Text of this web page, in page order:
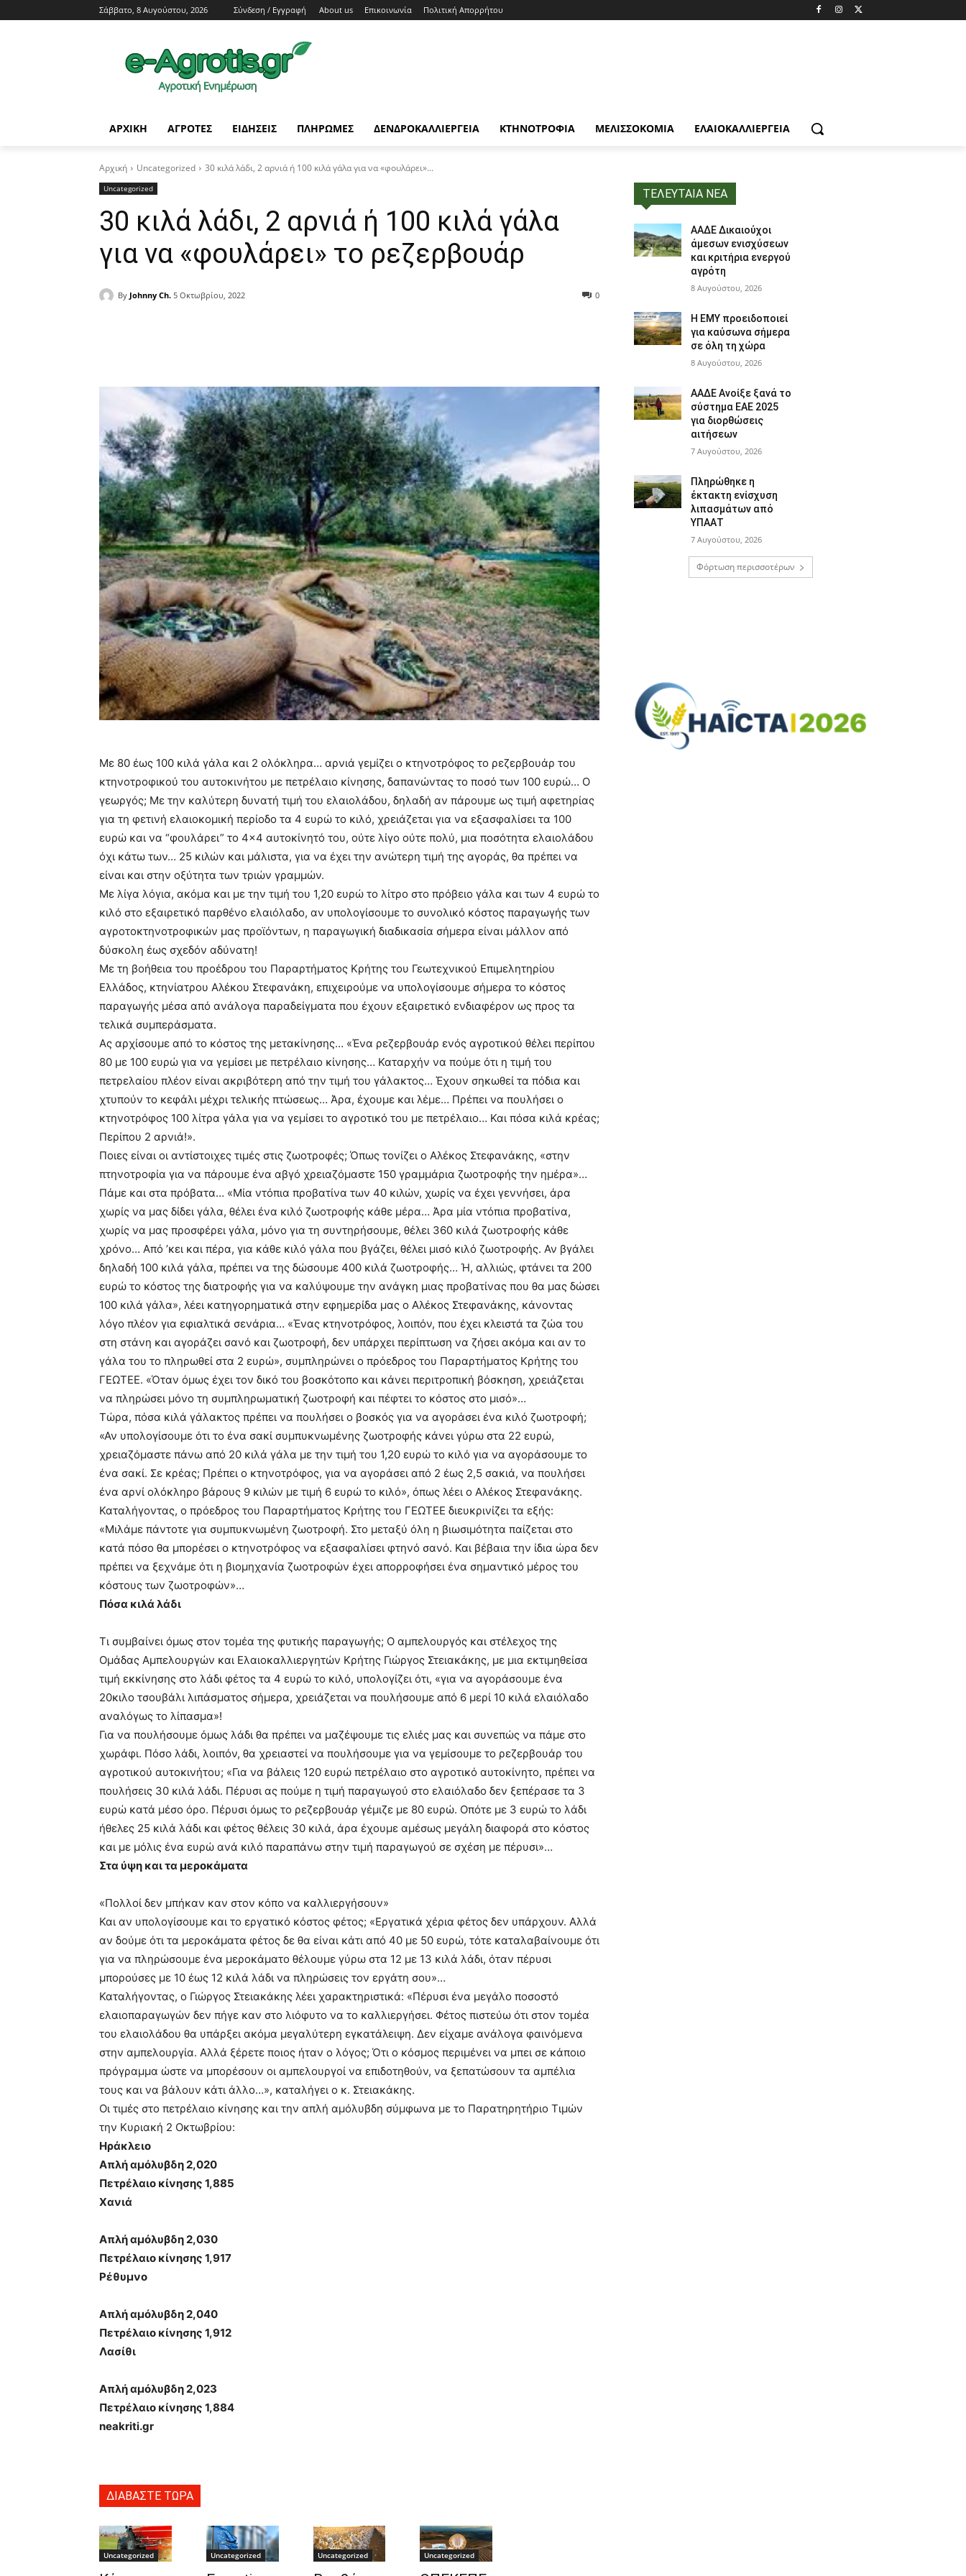
Σάββατο, 8 Αυγούστου, 2026 Σύνδεση / Εγγραφή About us Επικοινωνία Πολιτική Απορρήτου
ΑΡΧΙΚΗ AΓΡΟΤΕΣ ΕΙΔΗΣΕΙΣ ΠΛΗΡΩΜΕΣ ΔΕΝΔΡΟΚΑΛΛΙΕΡΓΕΙΑ ΚΤΗΝΟΤΡΟΦΙΑ ΜΕΛΙΣΣΟΚΟΜΙΑ ΕΛΑΙΟΚΑΛΛΙΈΡΓΕΙΑ
Αρχική Uncategorized 30 κιλά λάδι, 2 αρνιά ή 100 κιλά γάλα για να «φουλάρει»...
Uncategorized
30 κιλά λάδι, 2 αρνιά ή 100 κιλά γάλα
για να «φουλάρει» το ρεζερβουάρ
By Johnny Ch. 5 Οκτωβρίου, 2022 0
Με 80 έως 100 κιλά γάλα και 2 ολόκληρα… αρνιά γεμίζει ο κτηνοτρόφος το ρεζερβουάρ του
κτηνοτροφικού του αυτοκινήτου με πετρέλαιο κίνησης, δαπανώντας το ποσό των 100 ευρώ… Ο
γεωργός; Με την καλύτερη δυνατή τιμή του ελαιολάδου, δηλαδή αν πάρουμε ως τιμή αφετηρίας
για τη φετινή ελαιοκομική περίοδο τα 4 ευρώ το κιλό, χρειάζεται για να εξασφαλίσει τα 100
ευρώ και να “φουλάρει” το 4×4 αυτοκίνητό του, ούτε λίγο ούτε πολύ, μια ποσότητα ελαιολάδου
όχι κάτω των… 25 κιλών και μάλιστα, για να έχει την ανώτερη τιμή της αγοράς, θα πρέπει να
είναι και στην οξύτητα των τριών γραμμών.
Με λίγα λόγια, ακόμα και με την τιμή του 1,20 ευρώ το λίτρο στο πρόβειο γάλα και των 4 ευρώ το
κιλό στο εξαιρετικό παρθένο ελαιόλαδο, αν υπολογίσουμε το συνολικό κόστος παραγωγής των
αγροτοκτηνοτροφικών μας προϊόντων, η παραγωγική διαδικασία σήμερα είναι μάλλον από
δύσκολη έως σχεδόν αδύνατη!
Με τη βοήθεια του προέδρου του Παραρτήματος Κρήτης του Γεωτεχνικού Επιμελητηρίου
Ελλάδος, κτηνίατρου Αλέκου Στεφανάκη, επιχειρούμε να υπολογίσουμε σήμερα το κόστος
παραγωγής μέσα από ανάλογα παραδείγματα που έχουν εξαιρετικό ενδιαφέρον ως προς τα
τελικά συμπεράσματα.
Ας αρχίσουμε από το κόστος της μετακίνησης… «Ένα ρεζερβουάρ ενός αγροτικού θέλει περίπου
80 με 100 ευρώ για να γεμίσει με πετρέλαιο κίνησης… Καταρχήν να πούμε ότι η τιμή του
πετρελαίου πλέον είναι ακριβότερη από την τιμή του γάλακτος… Έχουν σηκωθεί τα πόδια και
χτυπούν το κεφάλι μέχρι τελικής πτώσεως… Άρα, έχουμε και λέμε… Πρέπει να πουλήσει ο
κτηνοτρόφος 100 λίτρα γάλα για να γεμίσει το αγροτικό του με πετρέλαιο… Και πόσα κιλά κρέας;
Περίπου 2 αρνιά!».
Ποιες είναι οι αντίστοιχες τιμές στις ζωοτροφές; Όπως τονίζει ο Αλέκος Στεφανάκης, «στην
πτηνοτροφία για να πάρουμε ένα αβγό χρειαζόμαστε 150 γραμμάρια ζωοτροφής την ημέρα»…
Πάμε και στα πρόβατα… «Μία ντόπια προβατίνα των 40 κιλών, χωρίς να έχει γεννήσει, άρα
χωρίς να μας δίδει γάλα, θέλει ένα κιλό ζωοτροφής κάθε μέρα… Άρα μία ντόπια προβατίνα,
χωρίς να μας προσφέρει γάλα, μόνο για τη συντηρήσουμε, θέλει 360 κιλά ζωοτροφής κάθε
χρόνο… Από ’κει και πέρα, για κάθε κιλό γάλα που βγάζει, θέλει μισό κιλό ζωοτροφής. Αν βγάλει
δηλαδή 100 κιλά γάλα, πρέπει να της δώσουμε 400 κιλά ζωοτροφής… Ή, αλλιώς, φτάνει τα 200
ευρώ το κόστος της διατροφής για να καλύψουμε την ανάγκη μιας προβατίνας που θα μας δώσει
100 κιλά γάλα», λέει κατηγορηματικά στην εφημερίδα μας ο Αλέκος Στεφανάκης, κάνοντας
λόγο πλέον για εφιαλτικά σενάρια… «Ένας κτηνοτρόφος, λοιπόν, που έχει κλειστά τα ζώα του
στη στάνη και αγοράζει σανό και ζωοτροφή, δεν υπάρχει περίπτωση να ζήσει ακόμα και αν το
γάλα του το πληρωθεί στα 2 ευρώ», συμπληρώνει ο πρόεδρος του Παραρτήματος Κρήτης του
ΓΕΩΤΕΕ. «Όταν όμως έχει τον δικό του βοσκότοπο και κάνει περιτροπική βόσκηση, χρειάζεται
να πληρώσει μόνο τη συμπληρωματική ζωοτροφή και πέφτει το κόστος στο μισό»…
Τώρα, πόσα κιλά γάλακτος πρέπει να πουλήσει ο βοσκός για να αγοράσει ένα κιλό ζωοτροφή;
«Αν υπολογίσουμε ότι το ένα σακί συμπυκνωμένης ζωοτροφής κάνει γύρω στα 22 ευρώ,
χρειαζόμαστε πάνω από 20 κιλά γάλα με την τιμή του 1,20 ευρώ το κιλό για να αγοράσουμε το
ένα σακί. Σε κρέας; Πρέπει ο κτηνοτρόφος, για να αγοράσει από 2 έως 2,5 σακιά, να πουλήσει
ένα αρνί ολόκληρο βάρους 9 κιλών με τιμή 6 ευρώ το κιλό», όπως λέει ο Αλέκος Στεφανάκης.
Καταλήγοντας, ο πρόεδρος του Παραρτήματος Κρήτης του ΓΕΩΤΕΕ διευκρινίζει τα εξής:
«Μιλάμε πάντοτε για συμπυκνωμένη ζωοτροφή. Στο μεταξύ όλη η βιωσιμότητα παίζεται στο
κατά πόσο θα μπορέσει ο κτηνοτρόφος να εξασφαλίσει φτηνό σανό. Και βέβαια την ίδια ώρα δεν
πρέπει να ξεχνάμε ότι η βιομηχανία ζωοτροφών έχει απορροφήσει ένα σημαντικό μέρος του
κόστους των ζωοτροφών»…
Πόσα κιλά λάδι
Τι συμβαίνει όμως στον τομέα της φυτικής παραγωγής; Ο αμπελουργός και στέλεχος της
Ομάδας Αμπελουργών και Ελαιοκαλλιεργητών Κρήτης Γιώργος Στειακάκης, με μια εκτιμηθείσα
τιμή εκκίνησης στο λάδι φέτος τα 4 ευρώ το κιλό, υπολογίζει ότι, «για να αγοράσουμε ένα
20κιλο τσουβάλι λιπάσματος σήμερα, χρειάζεται να πουλήσουμε από 6 μερί 10 κιλά ελαιόλαδο
αναλόγως το λίπασμα»!
Για να πουλήσουμε όμως λάδι θα πρέπει να μαζέψουμε τις ελιές μας και συνεπώς να πάμε στο
χωράφι. Πόσο λάδι, λοιπόν, θα χρειαστεί να πουλήσουμε για να γεμίσουμε το ρεζερβουάρ του
αγροτικού αυτοκινήτου; «Για να βάλεις 120 ευρώ πετρέλαιο στο αγροτικό αυτοκίνητο, πρέπει να
πουλήσεις 30 κιλά λάδι. Πέρυσι ας πούμε η τιμή παραγωγού στο ελαιόλαδο δεν ξεπέρασε τα 3
ευρώ κατά μέσο όρο. Πέρυσι όμως το ρεζερβουάρ γέμιζε με 80 ευρώ. Οπότε με 3 ευρώ το λάδι
ήθελες 25 κιλά λάδι και φέτος θέλεις 30 κιλά, άρα έχουμε αμέσως μεγάλη διαφορά στο κόστος
και με μόλις ένα ευρώ ανά κιλό παραπάνω στην τιμή παραγωγού σε σχέση με πέρυσι»…
Στα ύψη και τα μεροκάματα
«Πολλοί δεν μπήκαν καν στον κόπο να καλλιεργήσουν»
Και αν υπολογίσουμε και το εργατικό κόστος φέτος; «Εργατικά χέρια φέτος δεν υπάρχουν. Αλλά
αν δούμε ότι τα μεροκάματα φέτος δε θα είναι κάτι από 40 με 50 ευρώ, τότε καταλαβαίνουμε ότι
για να πληρώσουμε ένα μεροκάματο θέλουμε γύρω στα 12 με 13 κιλά λάδι, όταν πέρυσι
μπορούσες με 10 έως 12 κιλά λάδι να πληρώσεις τον εργάτη σου»…
Καταλήγοντας, ο Γιώργος Στειακάκης λέει χαρακτηριστικά: «Πέρυσι ένα μεγάλο ποσοστό
ελαιοπαραγωγών δεν πήγε καν στο λιόφυτο να το καλλιεργήσει. Φέτος πιστεύω ότι στον τομέα
του ελαιολάδου θα υπάρξει ακόμα μεγαλύτερη εγκατάλειψη. Δεν είχαμε ανάλογα φαινόμενα
στην αμπελουργία. Αλλά ξέρετε ποιος ήταν ο λόγος; Ότι ο κόσμος περιμένει να μπει σε κάποιο
πρόγραμμα ώστε να μπορέσουν οι αμπελουργοί να επιδοτηθούν, να ξεπατώσουν τα αμπέλια
τους και να βάλουν κάτι άλλο…», καταλήγει ο κ. Στειακάκης.
Οι τιμές στο πετρέλαιο κίνησης και την απλή αμόλυβδη σύμφωνα με το Παρατηρητήριο Τιμών
την Κυριακή 2 Οκτωβρίου:
Ηράκλειο
Απλή αμόλυβδη 2,020
Πετρέλαιο κίνησης 1,885
Χανιά
Απλή αμόλυβδη 2,030
Πετρέλαιο κίνησης 1,917
Ρέθυμνο
Απλή αμόλυβδη 2,040
Πετρέλαιο κίνησης 1,912
Λασίθι
Απλή αμόλυβδη 2,023
Πετρέλαιο κίνησης 1,884
neakriti.gr
ΔΙΑΒΑΣΤΕ ΤΩΡΑ
Uncategorized Uncategorized Uncategorized Uncategorized
ΤΕΛΕΥΤΑΙΑ ΝΕΑ
ΑΑΔΕ Δικαιούχοι
άμεσων ενισχύσεων
και κριτήρια ενεργού
αγρότη
8 Αυγούστου, 2026
Η ΕΜΥ προειδοποιεί
για καύσωνα σήμερα
σε όλη τη χώρα
8 Αυγούστου, 2026
ΑΑΔΕ Ανοίξε ξανά το
σύστημα ΕΑΕ 2025
για διορθώσεις
αιτήσεων
7 Αυγούστου, 2026
Πληρώθηκε η
έκτακτη ενίσχυση
λιπασμάτων από
ΥΠΑΑΤ
7 Αυγούστου, 2026
Φόρτωση περισσοτέρων